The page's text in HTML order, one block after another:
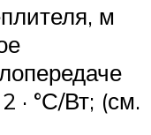
м
· °С/Вт; (см.